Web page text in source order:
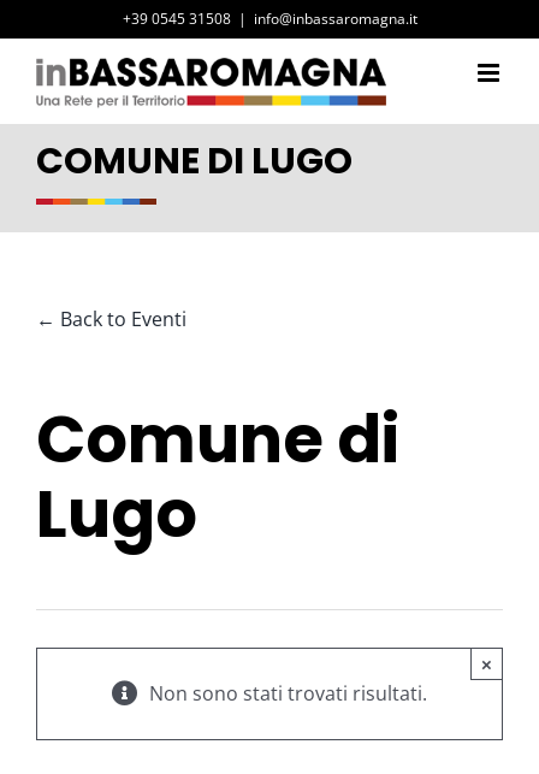
al
contenuto
+39 0545 31508 | info@inbassaromagna.it
COMUNE DI LUGO
← Back to Eventi
Comune di
Lugo
×
Non sono stati trovati risultati.